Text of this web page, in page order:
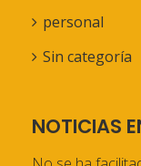
personal
Sin categoría
NOTICIAS